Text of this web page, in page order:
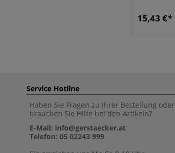
15,43 €
Service Hotline
Haben Sie Fragen zu Ihrer Bestellung oder
brauchen Sie Hilfe bei den Artikeln?
E-Mail: info@gerstaecker.at
Telefon: 05 02243 999